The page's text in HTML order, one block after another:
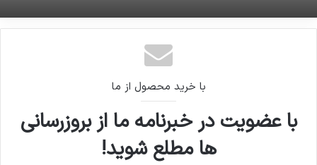
نمایی دیدنی از منطقه داون تاون و برج خلیفه
با خرید محصول از ما
با عضویت در خبرنامه ما از بروزرسانی
ها مطلع شوید!